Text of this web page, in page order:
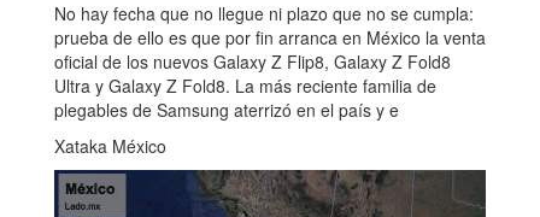
No hay fecha que no llegue ni plazo que no se cumpla:
prueba de ello es que por fin arranca en México la venta
oficial de los nuevos Galaxy Z Flip8, Galaxy Z Fold8
Ultra y Galaxy Z Fold8. La más reciente familia de
plegables de Samsung aterrizó en el país y e
Xataka México